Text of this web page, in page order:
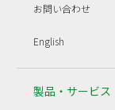
お問い合わせ
English
製品・サービス